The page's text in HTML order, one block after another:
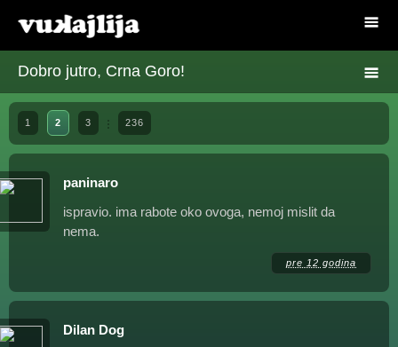
Dobro jutro, Crna Goro!
1 2 3 236
paninaro
ispravio. ima rabote oko ovoga, nemoj mislit da
nema.
pre 12 godina
Dilan Dog